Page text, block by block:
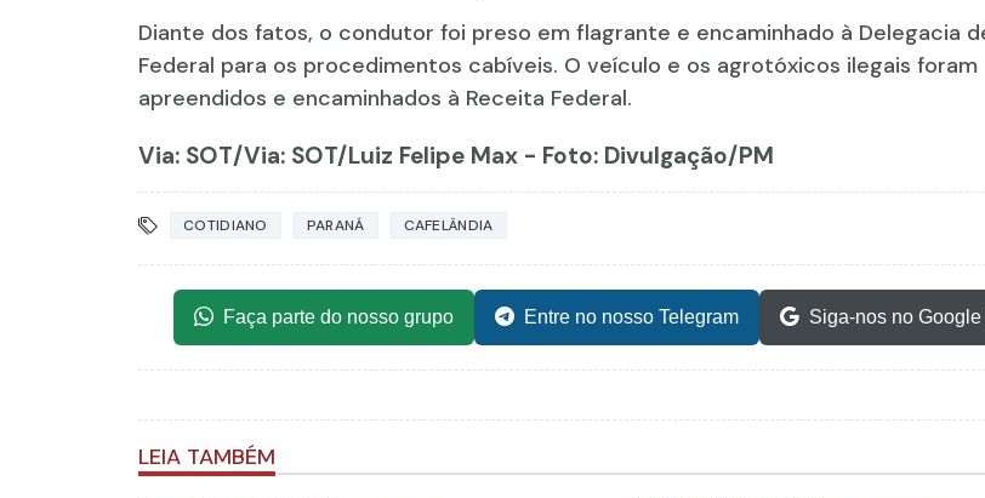
Diante dos fatos, o condutor foi preso em flagrante e encaminhado à Delegacia
Federal para os procedimentos cabíveis. O veículo e os agrotóxicos ilegais foram
apreendidos e encaminhados à Receita Federal.
Via: SOT/Via: SOT/Luiz Felipe Max - Foto: Divulgação/PM
COTIDIANO PARANÁ CAFELÂNDIA
Faça parte do nosso grupo Entre no nosso Telegram Siga-nos no
LEIA TAMBÉM